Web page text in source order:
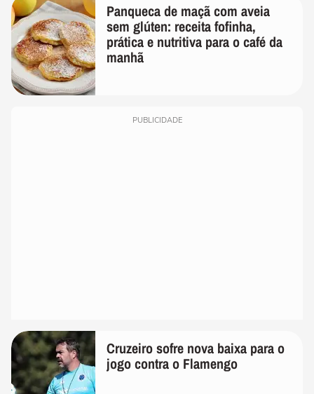
Panqueca de maçã com aveia
sem glúten: receita fofinha,
prática e nutritiva para o café da
manhã
PUBLICIDADE
Cruzeiro sofre nova baixa para o
jogo contra o Flamengo